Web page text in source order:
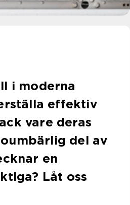
i moderna
effektiv
vare deras
del av
en
Låt oss